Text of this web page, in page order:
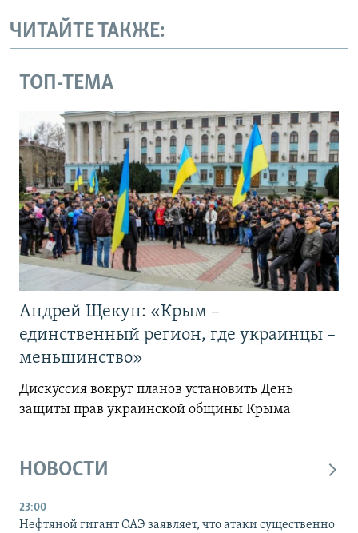
ЧИТАЙТЕ ТАКЖЕ:
ТОП-ТЕМА
Андрей Щекун: «Крым –
единственный регион, где украинцы –
меньшинство»
Дискуссия вокруг планов установить День
защиты прав украинской общины Крыма
НОВОСТИ
23:00
Нефтяной гигант ОАЭ заявляет, что атаки существенно